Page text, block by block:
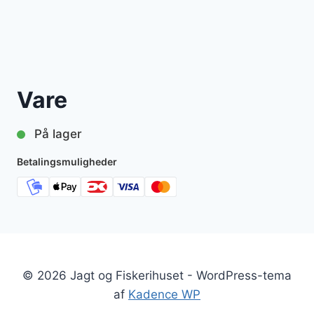
Vare
På lager
Betalingsmuligheder
© 2026 Jagt og Fiskerihuset - WordPress-tema
af Kadence WP